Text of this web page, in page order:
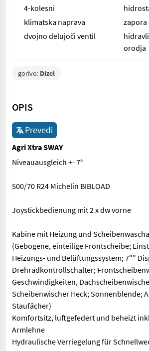
4-kolesni
klimatska naprava
zapora
dvojno delujoči ventil
orodja
gorivo: Dizel
OPIS
Prevedi
Agri Xtra SWAY
Niveauausgleich +- 7°
500/70 R24 Michelin BIBLOAD
Joystickbedienung mit 2 x dw vorne
Kabine mit Heizung und
(Gebogene, einteilige Frontscheibe;
Heizungs- und Belüftungssystem; 7""
Drehradkontrollschalter;
Geschwindigkeiten,
Scheibenwischer Heck; Sonnenblende;
Staufächer)
Komfortsitz, luftgefedert und beheizt
Armlehne
Hydraulische Verriegelung für